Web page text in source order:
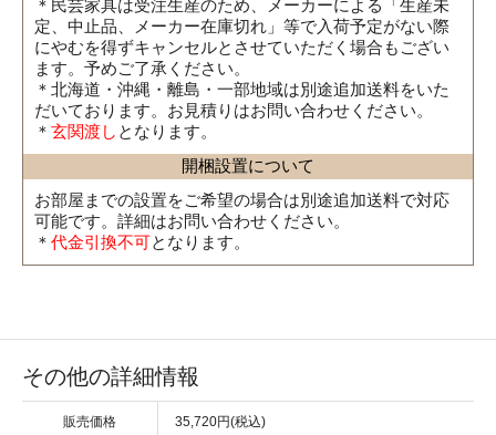
＊民芸家具は受注生産のため、メーカーによる「生産未
定、中止品、メーカー在庫切れ」等で入荷予定がない際
にやむを得ずキャンセルとさせていただく場合もござい
ます。予めご了承ください。
＊北海道・沖縄・離島・一部地域は別途追加送料をいた
だいております。お見積りはお問い合わせください。
＊ 玄関渡し となります。
開梱設置について
お部屋までの設置をご希望の場合は別途追加送料で対応
可能です。詳細はお問い合わせください。
＊ 代金引換不可となります。
その他の詳細情報
販売価格 35,720円(税込)